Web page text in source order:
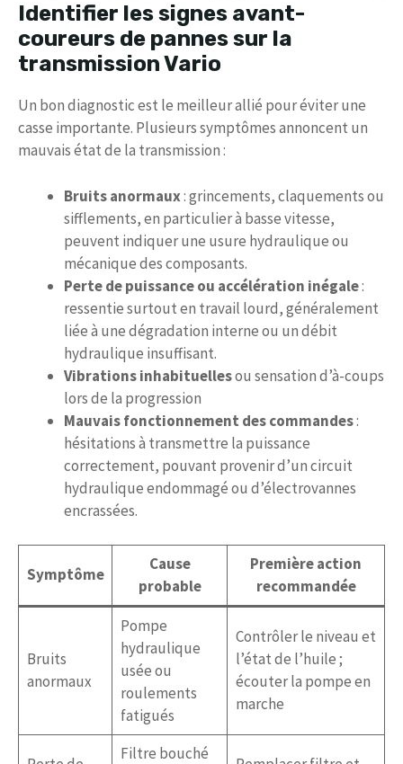
Identifier les signes avant-
coureurs de pannes sur la
transmission Vario
Un bon diagnostic est le meilleur allié pour éviter une
casse importante. Plusieurs symptômes annoncent un
mauvais état de la transmission :
Bruits anormaux: grincements, claquements ou
sifflements, en particulier à basse vitesse,
peuvent indiquer une usure hydraulique ou
mécanique des composants.
Perte de puissance ou accélération inégale:
ressentie surtout en travail lourd, généralement
liée à une dégradation interne ou un débit
hydraulique insuffisant.
Vibrations inhabituellesou sensation d’à-coups
lors de la progression
Mauvais fonctionnement des commandes:
hésitations à transmettre la puissance
correctement, pouvant provenir d’un circuit
hydraulique endommagé ou d’électrovannes
encrassées.
Symptôme
Cause
probable
Première action
recommandée
Bruits
anormaux
Pompe
hydraulique
usée ou
roulements
fatigués
Contrôler le niveau et
l’état de l’huile ;
écouter la pompe en
marche
Filtre bouché